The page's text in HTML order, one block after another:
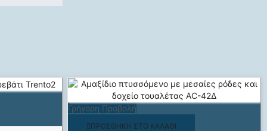
Γρήγορη Προβολή
ΠΡΟΣΘΉΚΗ ΣΤΟ ΚΑΛΆΘΙ